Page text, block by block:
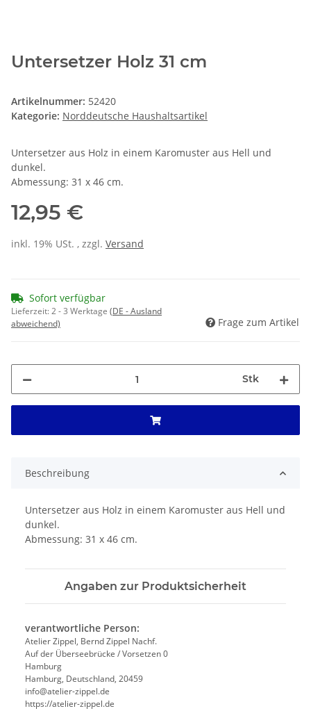
Untersetzer Holz 31 cm
Artikelnummer: 52420
Kategorie: Norddeutsche Haushaltsartikel
Untersetzer aus Holz in einem Karomuster aus Hell und
dunkel.
Abmessung: 31 x 46 cm.
12,95 €
inkl. 19% USt. , zzgl. Versand
Sofort verfügbar
Lieferzeit:2 - 3 Werktage (DE - Ausland
abweichend)
Frage zum Artikel
Stk
Beschreibung
Untersetzer aus Holz in einem Karomuster aus Hell und
dunkel.
Abmessung: 31 x 46 cm.
Angaben zur Produktsicherheit
verantwortliche Person:
Atelier Zippel, Bernd Zippel Nachf.
Auf der Überseebrücke / Vorsetzen 0
Hamburg
Hamburg, Deutschland, 20459
info@atelier-zippel.de
https://atelier-zippel.de